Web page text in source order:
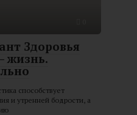
Здоровья
жизнь.
способствует
и утренней бодрости, а